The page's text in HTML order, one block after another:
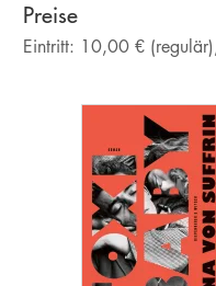
Preise
Eintritt: 10,00 €
We need
the
This content is
trackers that are
The website
with their CMP
of